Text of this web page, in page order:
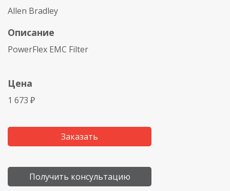
Allen Bradley
Описание
PowerFlex EMC Filter
Цена
1 673 ₽
Заказать
Получить консультацию